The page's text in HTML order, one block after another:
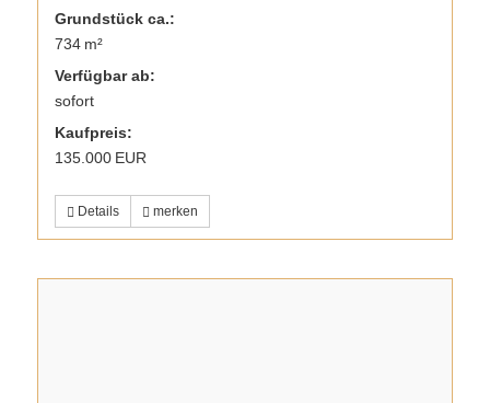
Grund­stück ca.:
734 m²
Verfügbar ab:
sofort
Kaufpreis:
135.000 EUR
Details merken